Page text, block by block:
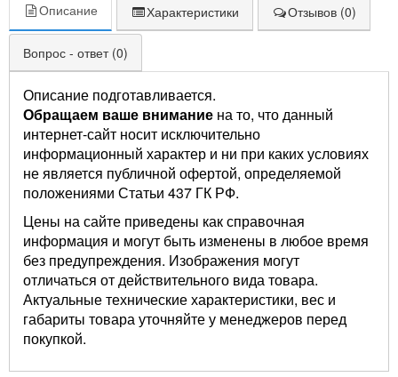
Описание Характеристики Отзывов (0)
Вопрос - ответ (0)
Описание подготавливается.
Обращаем ваше внимание на то, что данный
интернет-сайт носит исключительно
информационный характер и ни при каких условиях
не является публичной офертой, определяемой
положениями Статьи 437 ГК РФ.
Цены на сайте приведены как справочная
информация и могут быть изменены в любое время
без предупреждения. Изображения могут
отличаться от действительного вида товара.
Актуальные технические характеристики, вес и
габариты товара уточняйте у менеджеров перед
покупкой.